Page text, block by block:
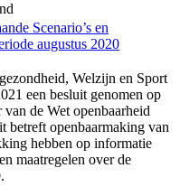
Scenario’s en
augustus 2020
Welzijn en Sport
een besluit genomen op
de Wet openbaarheid
betreft openbaarmaking van
hebben op informatie
maatregelen over de